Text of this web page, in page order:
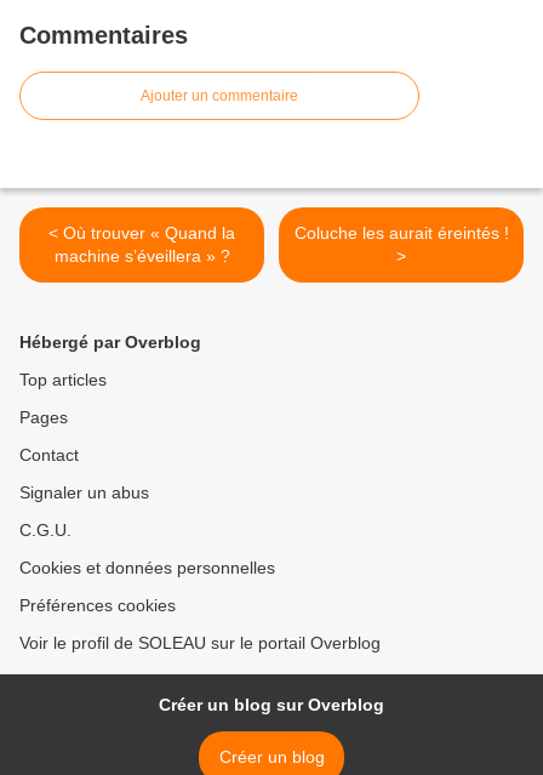
Commentaires
Ajouter un commentaire
< Où trouver « Quand la
machine s’éveillera » ?
Coluche les aurait éreintés !
>
Hébergé par Overblog
Top articles
Pages
Contact
Signaler un abus
C.G.U.
Cookies et données personnelles
Préférences cookies
Voir le profil de SOLEAU sur le portail Overblog
Créer un blog sur Overblog
Créer un blog